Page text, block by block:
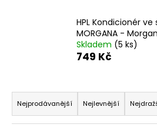
HPL Kondicionér
MORGANA -
Skladem (5 ks)
749 Kč
Ř
a
z
Nejprodávanější Nejlevnější